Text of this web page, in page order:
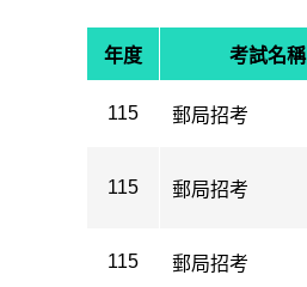
年度 考試名稱
115 郵局招考
115 郵局招考
115 郵局招考